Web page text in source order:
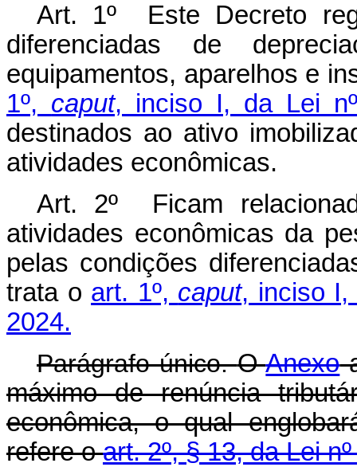
Art. 1º Este Decreto
diferenciadas de
equipamentos, aparelhos e
1º, caput, inciso I, da Lei
destinados ao ativo
atividades econômicas.
Art. 2º Ficam
atividades econômicas da
pelas condições
trata o art. 1º, caput, inciso I,
2024.
Parágrafo único.OAnexo
máximo de renúncia
econômica, o qual
refere oart. 2º, § 13, da Lei